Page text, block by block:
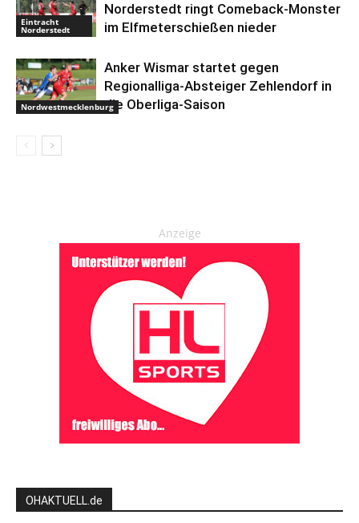
Eintracht
Norderstedt
Norderstedt ringt Comeback-Monster
im Elfmeterschießen nieder
Nordwestmecklenburg
Anker Wismar startet gegen
Regionalliga-Absteiger Zehlendorf in
die Oberliga-Saison
Anzeige
OHAKTUELL.de